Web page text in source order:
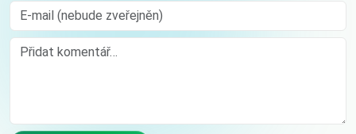
E-mail (nebude zveřejněn)
Comment